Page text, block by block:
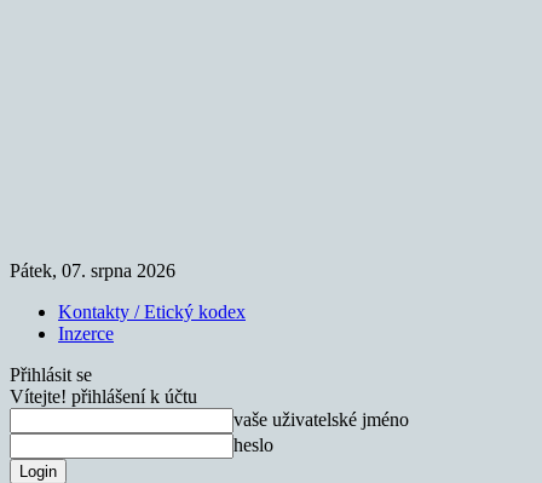
Pátek, 07. srpna 2026
Kontakty / Etický kodex
Inzerce
Přihlásit se
Vítejte! přihlášení k účtu
vaše uživatelské jméno
heslo